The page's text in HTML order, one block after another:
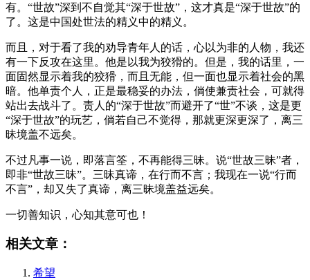
有。“世故”深到不自觉其“深于世故”，这才真是“深于世故”的
了。这是中国处世法的精义中的精义。
而且，对于看了我的劝导青年人的话，心以为非的人物，我还
有一下反攻在这里。他是以我为狡猾的。但是，我的话里，一
面固然显示着我的狡猾，而且无能，但一面也显示着社会的黑
暗。他单责个人，正是最稳妥的办法，倘使兼责社会，可就得
站出去战斗了。责人的“深于世故”而避开了“世”不谈，这是更
“深于世故”的玩艺，倘若自己不觉得，那就更深更深了，离三
昧境盖不远矣。
不过凡事一说，即落言筌，不再能得三昧。说“世故三昧”者，
即非“世故三昧”。三昧真谛，在行而不言；我现在一说“行而
不言”，却又失了真谛，离三昧境盖益远矣。
一切善知识，心知其意可也！
相关文章：
希望